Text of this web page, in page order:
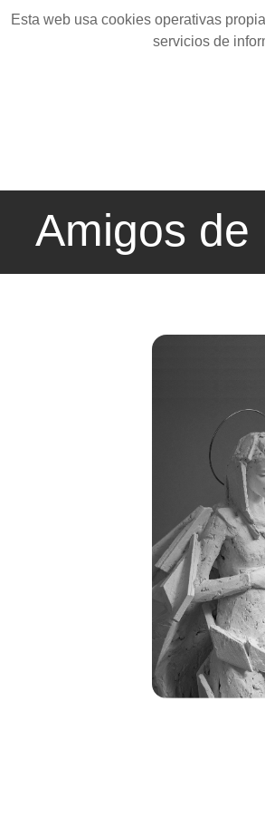
Esta web usa cookies operativas
servicios de
Amigos de